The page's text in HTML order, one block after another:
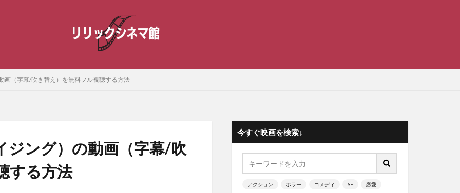
画（字幕/吹き替え）を無料フル視聴する方法
ジング）の動画（字幕/吹
する方法
今すぐ映画を検索↓
アクション ホラー コメディ SF 恋愛